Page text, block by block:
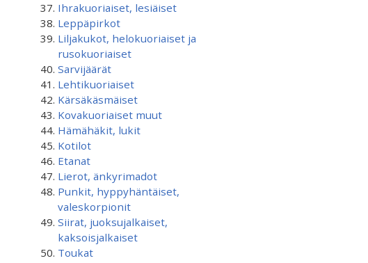
Ihrakuoriaiset, lesiäiset
Leppäpirkot
Liljakukot, helokuoriaiset ja
rusokuoriaiset
Sarvijäärät
Lehtikuoriaiset
Kärsäkäsmäiset
Kovakuoriaiset muut
Hämähäkit, lukit
Kotilot
Etanat
Lierot, änkyrimadot
Punkit, hyppyhäntäiset,
valeskorpionit
Siirat, juoksujalkaiset,
kaksoisjalkaiset
Toukat